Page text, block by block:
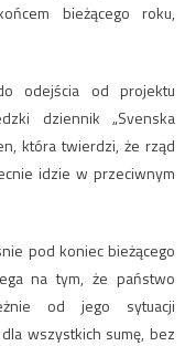
bieżącego roku,
odejścia od projektu
dziennik „Svenska
która twierdzi, że rząd
idzie w przeciwnym
pod koniec bieżącego
na tym, że państwo
od jego sytuacji
wszystkich sumę, bez